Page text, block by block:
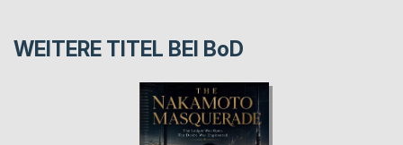
WEITERE TITEL BEI BoD